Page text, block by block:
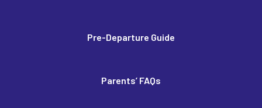
Pre-Departure Guide
Parents’ FAQs